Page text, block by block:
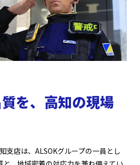
を、高知の現場
支店は、ALSOKグループの一員とし